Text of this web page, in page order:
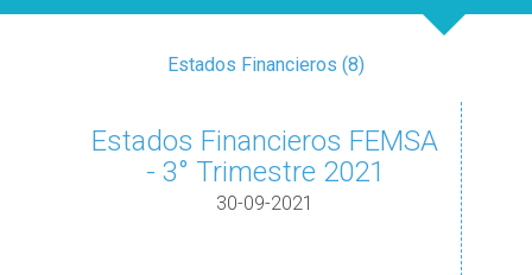
Estados Financieros (8)
Estados Financieros FEMSA
- 3° Trimestre 2021
30-09-2021